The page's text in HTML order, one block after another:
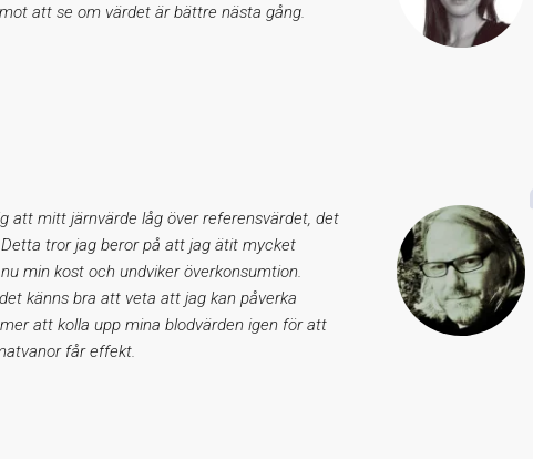
att se om värdet är bättre nästa gång.
att mitt järnvärde låg över referensvärdet, det
tror jag beror på att jag ätit mycket
min kost och undviker överkonsumtion.
känns bra att veta att jag kan påverka
att kolla upp mina blodvärden igen för att
får effekt.